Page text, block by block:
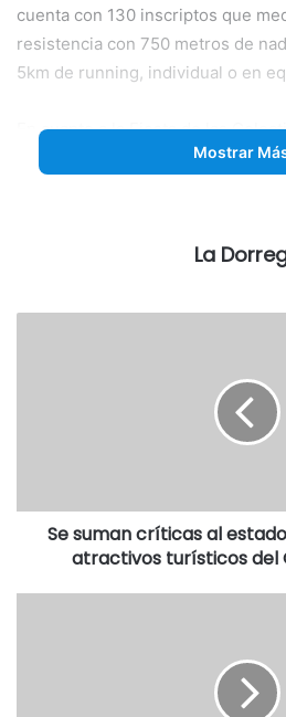
cuenta con 130 inscriptos que
resistencia con 750 metros de
5km de running, individual o en
En cuanto a la Fiesta de las
logró imponerse y trascender en
horas con la muestra plástica de
mientras que a las 20.30 en la
El sábado 18, a partir de las 20
apertura oficial en el escenario
colectividades como Alemania,
Ucrania, Argentina, Polonia, Chile,
Mostrar
La
Se suman críticas al
atractivos turísticos del